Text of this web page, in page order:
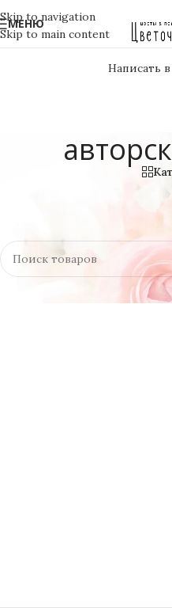
Skip to navigation
Skip to main content
МЕНЮ
Написать
Товаров, соответствующих